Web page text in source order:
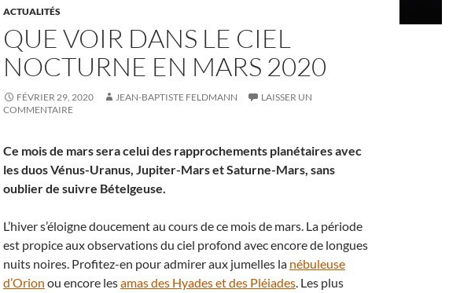
ACTUALITÉS
QUE VOIR DANS LE CIEL
NOCTURNE EN MARS 2020
FÉVRIER 29, 2020 JEAN-BAPTISTE FELDMANN
LAISSER UN
COMMENTAIRE
Ce mois de mars sera celui des rapprochements planétaires avec
les duos Vénus-Uranus, Jupiter-Mars et Saturne-Mars, sans
oublier de suivre Bételgeuse.
L’hiver s’éloigne doucement au cours de ce mois de mars. La période
est propice aux observations du ciel profond avec encore de longues
nuits noires. Profitez-en pour admirer aux jumelles la nébuleuse
d’Orion ou encore lesamas des Hyades et des Pléiades. Les plus